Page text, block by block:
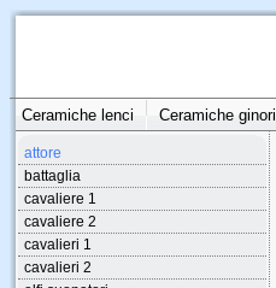
Ceramiche lenci Ceramiche ginori
attore
battaglia
cavaliere 1
cavaliere 2
cavalieri 1
cavalieri 2